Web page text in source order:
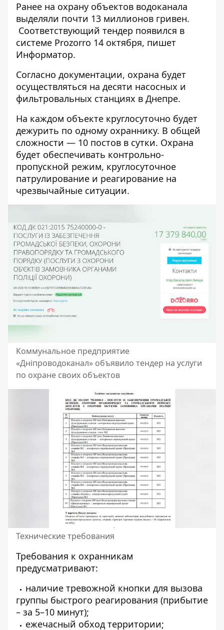
Ранее на охрану объектов водоканала
выделяли почти 13 миллионов гривен.
Соответствующий тендер появился в
системе Prozorro 14 октября, пишет
Информатор.
Согласно документации, охрана будет
осуществляться на десяти насосных и
фильтровальных станциях в Днепре.
На каждом объекте круглосуточно будет
дежурить по одному охраннику. В общей
сложности — 10 постов в сутки. Охрана
будет обеспечивать контрольно-
пропускной режим, круглосуточное
патрулирование и реагирование на
чрезвычайные ситуации.
Коммунальное предприятие
«Дніпроводоканал» объявило тендер на услуги
по охране своих объектов
Технические требования
Требования к охранникам
предусматривают:
наличие тревожной кнопки для вызова
группы быстрого реагирования (прибытие
– за 5–10 минут);
ежечасный обход территории;